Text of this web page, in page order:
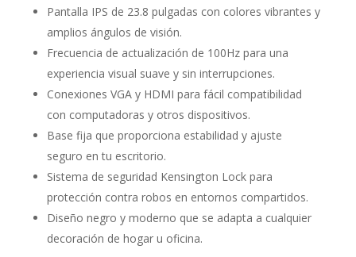
Pantalla IPS de 23.8 pulgadas con colores vibrantes y
amplios ángulos de visión.
Frecuencia de actualización de 100Hz para una
experiencia visual suave y sin interrupciones.
Conexiones VGA y HDMI para fácil compatibilidad
con computadoras y otros dispositivos.
Base fija que proporciona estabilidad y ajuste
seguro en tu escritorio.
Sistema de seguridad Kensington Lock para
protección contra robos en entornos compartidos.
Diseño negro y moderno que se adapta a cualquier
decoración de hogar u oficina.